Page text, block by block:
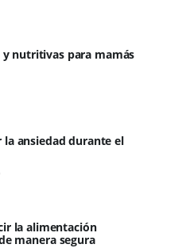
y nutritivas para mamás
la ansiedad durante el
la alimentación
manera segura